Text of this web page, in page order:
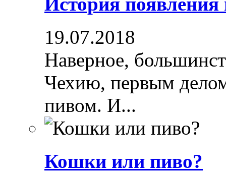
19.07.2018
Наверное,
Чехию, первым
пивом. И...
Кошки или пиво?